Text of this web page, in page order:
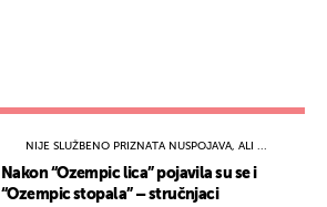
NIJE SLUŽBENO PRIZNATA NUSPOJAVA, ALI ...
Nakon “Ozempic lica” pojavila su se i
“Ozempic stopala” – stručnjaci